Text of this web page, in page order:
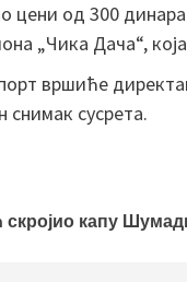
цени од 300
„Чика Дача“,
вршиће
сусрета.
скројио капу